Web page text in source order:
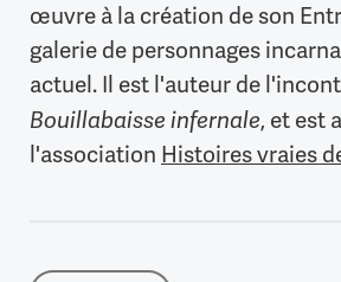
œuvre à la création de son
galerie de personnages
actuel. Il est l'auteur de
Bouillabaisse infernale, et est
l'association Histoires vraies